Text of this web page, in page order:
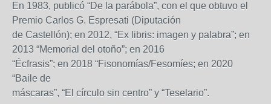
En 1983, publicó “De la parábola”, con el que obtuvo el
Premio Carlos G. Espresati (Diputación
de Castellón); en 2012, “Ex libris: imagen y palabra”; en
2013 “Memorial del otoño”; en 2016
“Écfrasis”; en 2018 “Fisonomías/Fesomíes; en 2020
“Baile de
máscaras”, “El círculo sin centro” y “Teselario”.